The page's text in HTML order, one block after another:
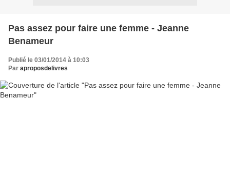
Pas assez pour faire une femme - Jeanne
Benameur
Publié le 03/01/2014 à 10:03
Par aproposdelivres